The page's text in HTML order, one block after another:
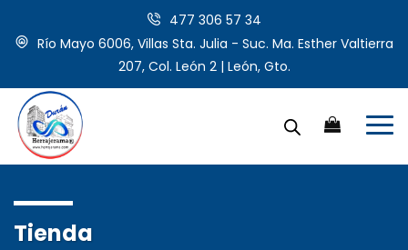
477 306 57 34
Río Mayo 6006, Villas Sta. Julia - Suc. Ma. Esther Valtierra
207, Col. León 2 | León, Gto.
Tienda